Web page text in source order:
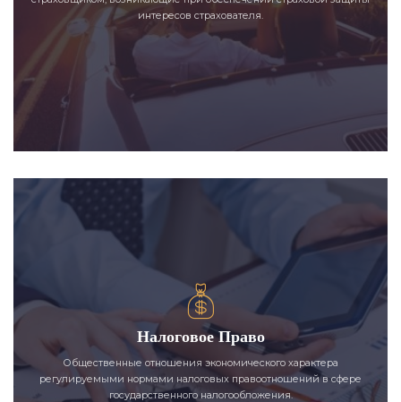
интересов страхователя.
Налоговое Право
Общественные отношения экономического характера
регулируемыми нормами налоговых правоотношений в сфере
государственного налогообложения.